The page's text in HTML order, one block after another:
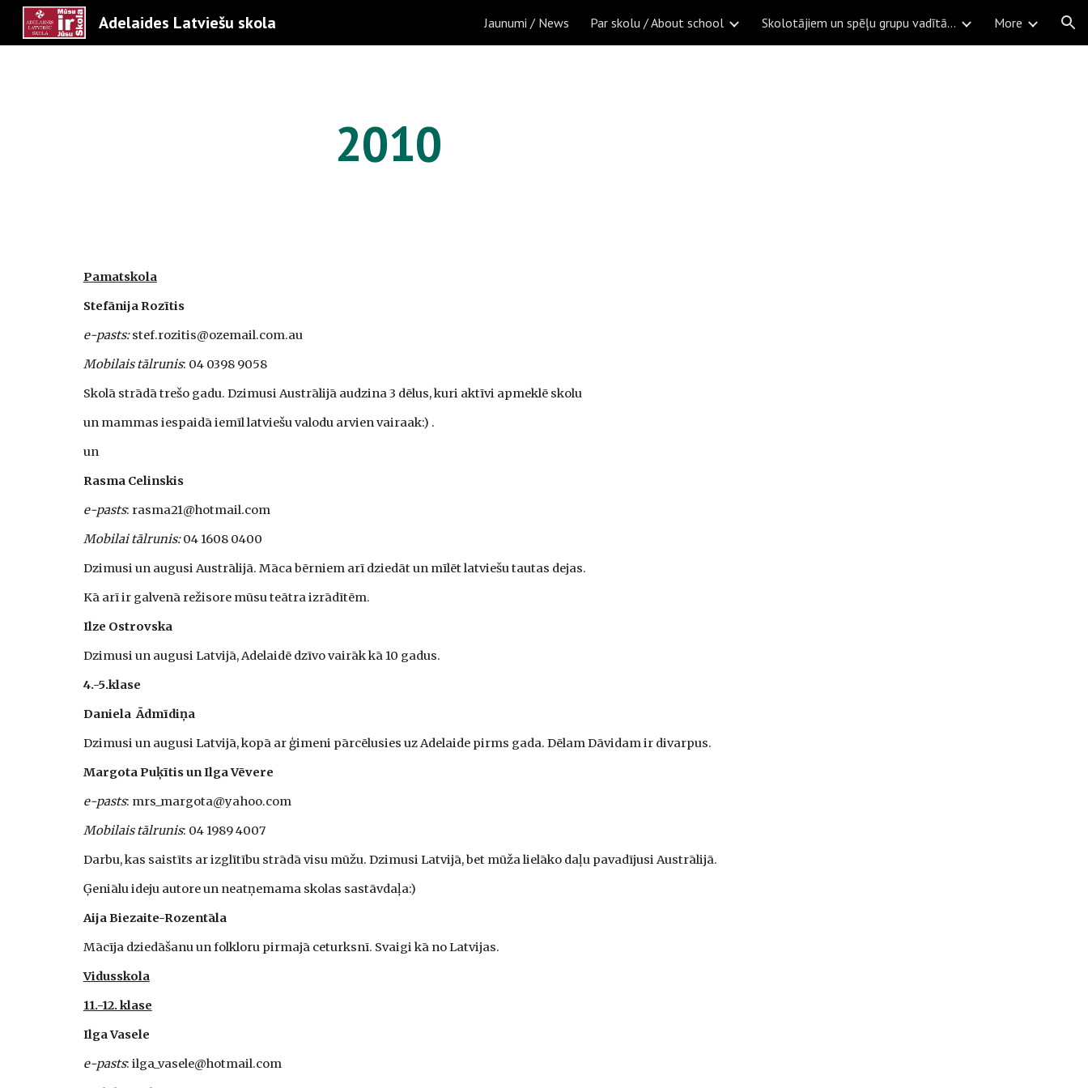
Skip to navigation
Adelaides Latviešu skola Jaunumi / News Par skolu / About school Skolotājiem un spēļu grupu vadītājiem More
2010
Pamatskola
Stefānija Rozītis
e-pasts: stef.rozitis@ozemail.com.au
Mobilais tālrunis: 04 0398 9058
Skolā strādā trešo gadu. Dzimusi Austrālijā audzina 3 dēlus, kuri aktīvi apmeklē skolu
un mammas iespaidā iemīl latviešu valodu arvien vairaak:) .
un
Rasma Celinskis
e-pasts: rasma21@hotmail.com
Mobilai tālrunis: 04 1608 0400
Dzimusi un augusi Austrālijā. Māca bērniem arī dziedāt un mīlēt latviešu tautas dejas.
Kā arī ir galvenā režisore mūsu teātra izrādītēm.
Ilze Ostrovska
Dzimusi un augusi Latvijā, Adelaidē dzīvo vairāk kā 10 gadus.
4.-5.klase
Daniela  Ādmīdiņa
Dzimusi un augusi Latvijā, kopā ar ģimeni pārcēlusies uz Adelaide pirms gada. Dēlam Dāvidam ir divarpus.
Margota Puķītis un Ilga Vēvere
e-pasts: mrs_margota@yahoo.com
Mobilais tālrunis: 04 1989 4007
Darbu, kas saistīts ar izglītību strādā visu mūžu. Dzimusi Latvijā, bet mūža lielāko daļu pavadījusi Austrālijā.
Ģeniālu ideju autore un neatņemama skolas sastāvdaļa:)
Aija Biezaite-Rozentāla
Mācīja dziedāšanu un folkloru pirmajā ceturksnī. Svaigi kā no Latvijas.
Vidusskola
11.-12. klase
Ilga Vasele
e-pasts: ilga_vasele@hotmail.com